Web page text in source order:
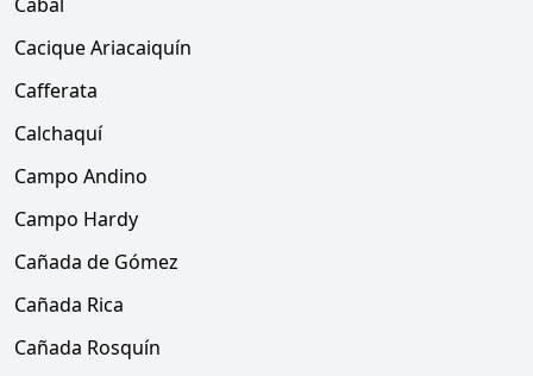
Cacique Ariacaiquín
Cafferata
Calchaquí
Campo Andino
Campo Hardy
Cañada de Gómez
Cañada Rica
Cañada Rosquín